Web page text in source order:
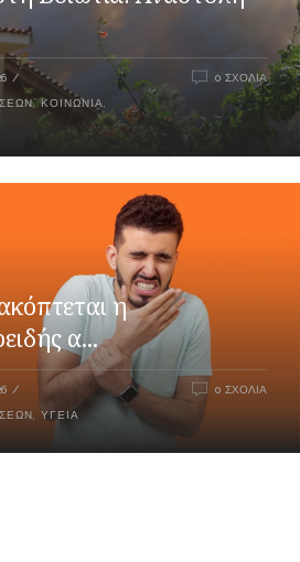
,ΚΟΙΝΩΝΊΑ
0 ΣΧΌΛΙΑ
η
α...
ΥΓΕΊΑ
0 ΣΧΌΛΙΑ